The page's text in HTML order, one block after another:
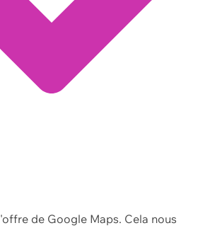
de Google Maps. Cela nous